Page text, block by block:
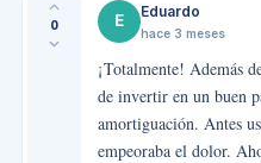
0 E Eduardo
hace 3 meses
¡Totalmente! Además
de invertir en un buen
amortiguación. Antes
empeoraba el dolor.